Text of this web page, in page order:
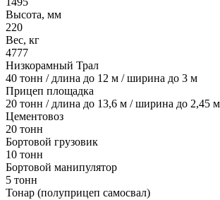
Высота, мм
220
Вес, кг
4777
Низкорамный Трал
40 тонн / длина до 12 м / ширина до 3 м
Прицеп площадка
20 тонн / длина до 13,6 м / ширина до 2,45 м
Цементовоз
20 тонн
Бортовой грузовик
10 тонн
Бортовой манипулятор
5 тонн
Тонар (полуприцеп самосвал)